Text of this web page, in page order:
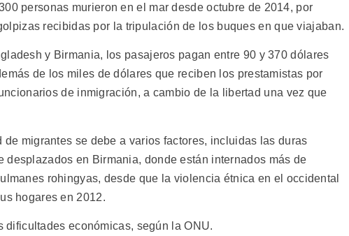
personas murieron en el mar desde octubre de 2014, por
recibidas por la tripulación de los buques en que viajaban.
y Birmania, los pasajeros pagan entre 90 y 370 dólares
de los miles de dólares que reciben los prestamistas por
de inmigración, a cambio de la libertad una vez que
migrantes se debe a varios factores, incluidas las duras
desplazados en Birmania, donde están internados más de
rohingyas, desde que la violencia étnica en el occidental
hogares en 2012.
dificultades económicas, según la ONU.